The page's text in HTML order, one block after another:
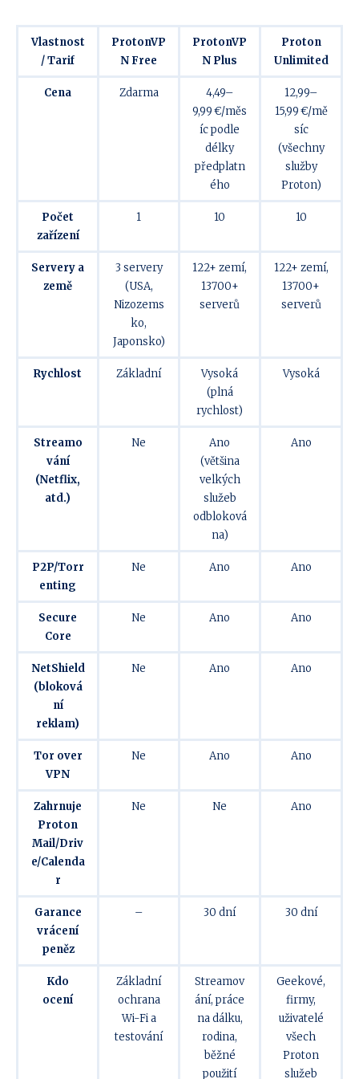
Vlastnost
/ Tarif
ProtonVP
N Free
ProtonVP
N Plus
Proton
Unlimited
Cena Zdarma
4,49–
9,99 €/měs
íc podle
délky
předplatn
ého
12,99–
15,99 €/mě
síc
(všechny
služby
Proton)
Počet
zařízení
1 10 10
Servery a
země
3 servery
(USA,
Nizozems
ko,
Japonsko)
122+ zemí,
13700+
serverů
122+ zemí,
13700+
serverů
Rychlost Základní
Vysoká
(plná
rychlost)
Vysoká
Streamo
vání
(Netflix,
atd.)
Ne
Ano
(většina
velkých
služeb
odbloková
na)
Ano
P2P/Torr
enting
Ne Ano Ano
Secure
Core
Ne Ano Ano
NetShield
(bloková
ní
reklam)
Ne Ano Ano
Tor over
VPN
Ne Ano Ano
Zahrnuje
Proton
Mail/Driv
e/Calenda
r
Ne Ne Ano
Garance
vrácení
peněz
– 30 dní 30 dní
Kdo
ocení
Základní
ochrana
Wi-Fi a
testování
Streamov
ání, práce
na dálku,
rodina,
běžné
použití
Geekové,
firmy,
uživatelé
všech
Proton
služeb